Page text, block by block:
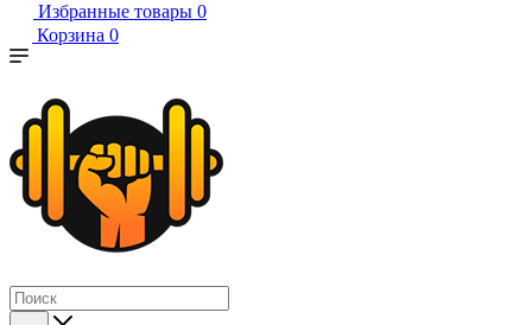
Избранные товары 0
Корзина 0